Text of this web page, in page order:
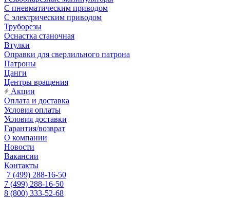
С пневматическим приводом
С электрическим приводом
Труборезы
Оснастка станочная
Втулки
Оправки для сверлильного патрона
Патроны
Цанги
Центры вращения
Акции
Оплата и доставка
Условия оплаты
Условия доставки
Гарантия/возврат
О компании
Новости
Вакансии
Контакты
7 (499) 288-16-50
7 (499) 288-16-50
8 (800) 333-52-68